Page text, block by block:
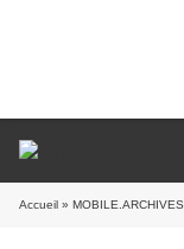
Accueil » MOBILE.ARCHIVES